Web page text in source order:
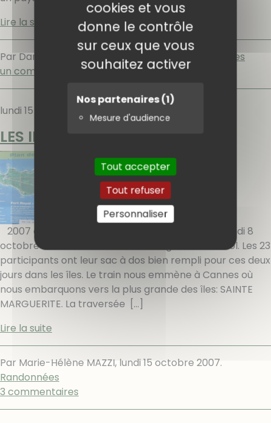
cookies et vous
donne le contrôle
sur ceux que vous
souhaitez activer
Nos partenaires(1)
Mesure d'audience
Tout accepter
Tout refuser
Personnaliser
Lire la suite
Par Danielle, vendredi 19 octobre 2007
Randonnées
un commentaire
lundi 15 octobre 2007
LES ILES DE LERINS
2007 octobre C'est de bonne humeur que ce lundi 8
octobre nous nous retrouvons à la gare de Bandol. Les 23
participants ont leur sac à dos bien rempli pour ces deux
jours dans les îles. Le train nous emmène à Cannes où
nous embarquons vers la plus grande des îles: SAINTE
MARGUERITE. La traversée
[…]
Lire la suite
Par Marie-Hélène MAZZI, lundi 15 octobre 2007.
Randonnées
3 commentaires